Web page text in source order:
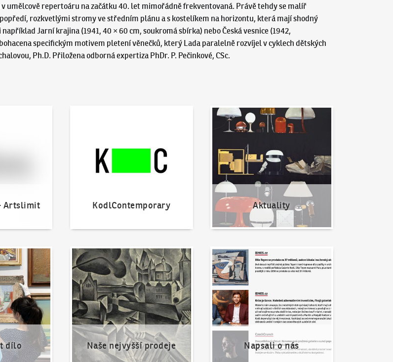
v umělcově repertoáru na začátku 40. let mimořádně frekventovaná. Právě tehdy se malíř
rozkvetlými stromy ve středním plánu a s kostelíkem na horizontu, která mají shodný
Jarní krajina (1941, 40 × 60 cm, soukromá sbírka) nebo Česká vesnice (1942,
specifickým motivem pletení věnečků, který Lada paralelně rozvíjel v cyklech dětských
Ph.D. Přiložena odborná expertiza PhDr. P. Pečinkové, CSc.
Artslimit KodlContemporary Aktuality
Aktuality
dílo Naše nejvyšší prodeje
Naše nejvyšší prodeje
Napsali o nás
Napsali o nás